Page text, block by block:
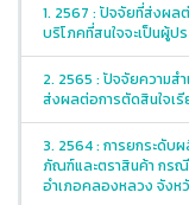
1. 2567 : ปัจจัยที่ส่งผล
บริโภคที่สนใจจะเป็นผู้ป
2. 2565 : ปัจจัยความส
ส่งผลต่อการตัดสินใจเรี
3. 2564 : การยกระดั
ภัณฑ์และตราสินค้า กร
อำเภอคลองหลวง จังห